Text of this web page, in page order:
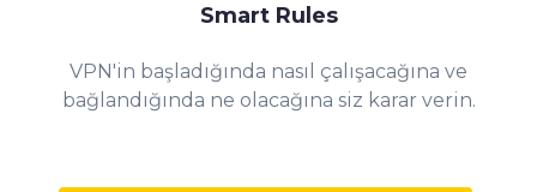
Smart Rules
VPN'in başladığında nasıl çalışacağına ve
bağlandığında ne olacağına siz karar verin.